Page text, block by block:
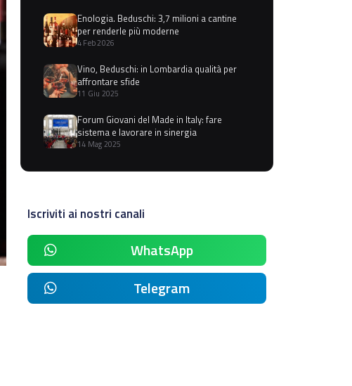
Enologia. Beduschi: 3,7 milioni a cantine
per renderle più moderne
4 Feb 2026
Vino, Beduschi: in Lombardia qualità per
affrontare sfide
11 Giu 2025
Forum Giovani del Made in Italy: fare
sistema e lavorare in sinergia
14 Mag 2025
Iscriviti ai nostri canali
WhatsApp
Telegram